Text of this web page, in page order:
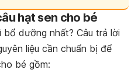
hạt sen cho bé
dưỡng nhất? Câu trả lời
liệu cần chuẩn bị để
bé gồm: